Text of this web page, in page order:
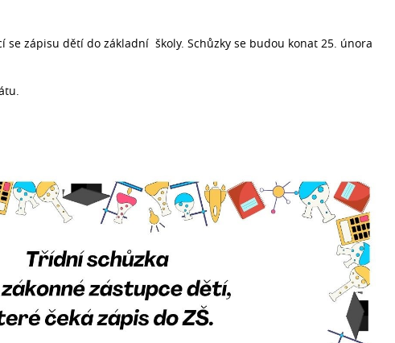
se zápisu dětí do základní školy. Schůzky se budou konat 25. února